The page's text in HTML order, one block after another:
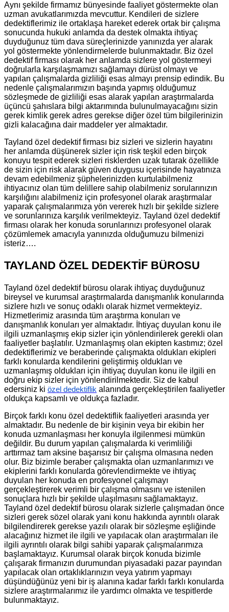
Aynı şekilde firmamız bünyesinde faaliyet göstermekte olan
uzman avukatlarımızda mevcuttur. Kendileri de sizlere
dedektiflerimiz ile ortaklaşa hareket ederek ortak bir çalışma
sonucunda hukuki anlamda da destek olmakta ihtiyaç
duyduğunuz tüm dava süreçlerinizde yanınızda yer alarak
yol göstermekte yönlendirmelerde bulunmaktadır. Biz özel
dedektif firması olarak her anlamda sizlere yol göstermeyi
doğrularla karşılaşmamızı sağlamayı dürüst olmayı ve
yapılan çalışmalarda gizliliği esas almayı prensip edindik. Bu
nedenle çalışmalarımızın başında yapmış olduğumuz
sözleşmede de gizliliği esas alarak yapılan araştırmalarda
üçüncü şahıslara bilgi aktarımında bulunulmayacağını sizin
gerek kimlik gerek adres gerekse diğer özel tüm bilgilerinizin
gizli kalacağına dair maddeler yer almaktadır.
Tayland özel dedektif firması biz sizleri ve sizlerin hayatını
her anlamda düşünerek sizler için risk teşkil eden birçok
konuyu tespit ederek sizleri risklerden uzak tutarak özellikle
de sizin için risk alarak güven duygusu içerisinde hayatınıza
devam edebilmeniz şüphelerinizden kurtulabilmeniz
ihtiyacınız olan tüm delillere sahip olabilmeniz sorularınızın
karşılığını alabilmeniz için profesyonel olarak araştırmalar
yaparak çalışmalarımıza yön vererek hızlı bir şekilde sizlere
ve sorunlarınıza karşılık verilmekteyiz. Tayland özel dedektif
firması olarak her konuda sorunlarınızı profesyonel olarak
çözümlemek amacıyla yanınızda olduğumuzu bilmenizi
isteriz….
TAYLAND ÖZEL DEDEKTİF BÜROSU
Tayland özel dedektif bürosu olarak ihtiyaç duyduğunuz
bireysel ve kurumsal araştırmalarda danışmanlık konularında
sizlere hızlı ve sonuç odaklı olarak hizmet vermekteyiz.
Hizmetlerimiz arasında tüm araştırma konuları ve
danışmanlık konuları yer almaktadır. İhtiyaç duyulan konu ile
ilgili uzmanlaşmış ekip sizler için yönlendirilerek gerekli olan
faaliyetler başlatılır. Uzmanlaşmış olan ekipten kastımız; özel
dedektiflerimiz ve beraberinde çalışmakta oldukları ekipleri
farklı konularda kendilerini geliştirmiş oldukları ve
uzmanlaşmış oldukları için ihtiyaç duyulan konu ile ilgili en
doğru ekip sizler için yönlendirilmektedir. Siz de kabul
edersiniz ki özel dedektiflik alanında gerçekleştirilen faaliyetler
oldukça kapsamlı ve oldukça fazladır.
Birçok farklı konu özel dedektiflik faaliyetleri arasında yer
almaktadır. Bu nedenle de bir kişinin veya bir ekibin her
konuda uzmanlaşması her konuyla ilgilenmesi mümkün
değildir. Bu durum yapılan çalışmalarda ki verimliliği
arttırmaz tam aksine başarısız bir çalışma olmasına neden
olur. Biz bizimle beraber çalışmakta olan uzmanlarımızı ve
ekiplerini farklı konularda görevlendirmekte ve ihtiyaç
duyulan her konuda en profesyonel çalışmayı
gerçekleştirerek verimli bir çalışma olmasını ve istenilen
sonuçlara hızlı bir şekilde ulaşılmasını sağlamaktayız.
Tayland özel dedektif bürosu olarak sizlerle çalışmadan önce
sizleri gerek sözel olarak yani konu hakkında ayrıntılı olarak
bilgilendirerek gerekse yazılı olarak bir sözleşme eşliğinde
alacağınız hizmet ile ilgili ve yapılacak olan araştırmaları ile
ilgili ayrıntılı olarak bilgi sahibi yaparak çalışmalarımıza
başlamaktayız. Kurumsal olarak birçok konuda bizimle
çalışarak firmanızın durumundan piyasadaki pazar payından
yapılacak olan ortaklıklarınızın veya yatırım yapmayı
düşündüğünüz yeni bir iş alanına kadar farklı farklı konularda
sizlere araştırmalarımız ile yardımcı olmakta ve tespitlerde
bulunmaktayız.